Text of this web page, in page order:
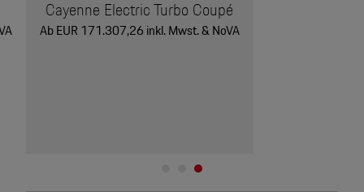
Cayenne Electric Turbo Coupé
Ab EUR 171.307,26 inkl. Mwst. & NoVA